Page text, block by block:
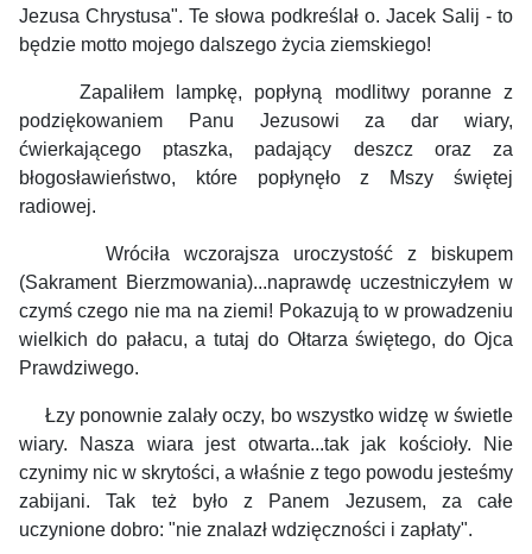
Jezusa Chrystusa". Te słowa podkreślał o. Jacek Salij - to
będzie motto mojego dalszego życia ziemskiego!
Zapaliłem lampkę, popłyną modlitwy poranne z
podziękowaniem Panu Jezusowi za dar wiary,
ćwierkającego ptaszka, padający deszcz oraz za
błogosławieństwo, które popłynęło z Mszy świętej
radiowej.
Wróciła wczorajsza uroczystość z biskupem
(Sakrament Bierzmowania)...naprawdę uczestniczyłem w
czymś czego nie ma na ziemi! Pokazują to w prowadzeniu
wielkich do pałacu, a tutaj do Ołtarza świętego, do Ojca
Prawdziwego.
Łzy ponownie zalały oczy, bo wszystko widzę w świetle
wiary. Nasza wiara jest otwarta...tak jak kościoły. Nie
czynimy nic w skrytości, a właśnie z tego powodu jesteśmy
zabijani. Tak też było z Panem Jezusem, za całe
uczynione dobro: "nie znalazł wdzięczności i zapłaty".